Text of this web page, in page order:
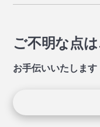
の専門インストラ
ご不明な点
お手伝いいたします